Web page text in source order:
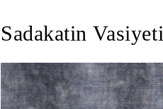
Sadakatin Vasiyeti